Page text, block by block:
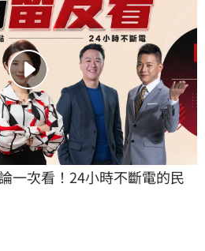
一次看！24小時不斷電的民